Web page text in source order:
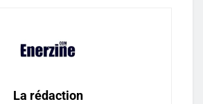
La rédaction